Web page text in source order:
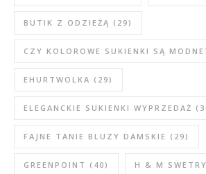
BUTIK Z ODZIEŻĄ (29)
CZY KOLOROWE SUKIENKI SĄ
EHURTWOLKA (29)
ELEGANCKIE SUKIENKI WYPRZEDAŻ
FAJNE TANIE BLUZY DAMSKIE (29)
GREENPOINT (40) H & M SWETRY